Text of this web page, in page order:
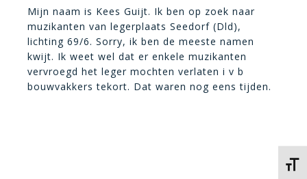
Mijn naam is Kees Guijt. Ik ben op zoek naar
muzikanten van legerplaats Seedorf (Dld),
lichting 69/6. Sorry, ik ben de meeste namen
kwijt. Ik weet wel dat er enkele muzikanten
vervroegd het leger mochten verlaten i v b
bouwvakkers tekort. Dat waren nog eens tijden.